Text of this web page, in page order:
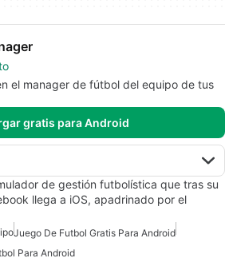
el manager de fútbol del equipo de tus
gratis para Android
de gestión futbolística que tras su
llega a iOS, apadrinado por el
Juego De Futbol Gratis Para Android
Para Android